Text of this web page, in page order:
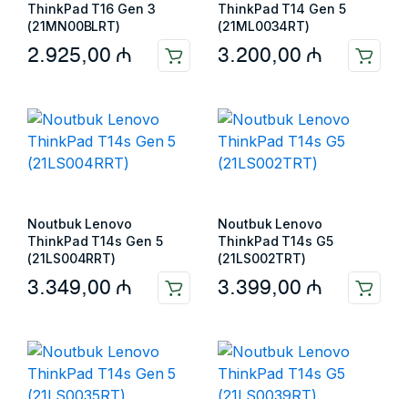
ThinkPad T16 Gen 3
(21MN00BLRT)
2.925,00 ₼
ThinkPad T14 Gen 5
(21ML0034RT)
3.200,00 ₼
Noutbuk Lenovo
ThinkPad T14s Gen 5
(21LS004RRT)
3.349,00 ₼
Noutbuk Lenovo
ThinkPad T14s G5
(21LS002TRT)
3.399,00 ₼